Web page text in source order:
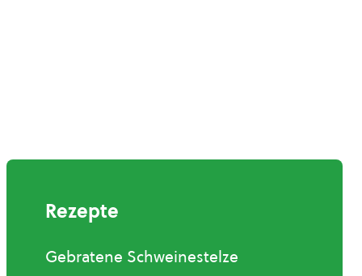
Rezepte
Gebratene Schweinestelze